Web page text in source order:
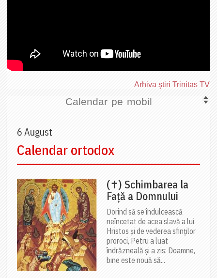
Arhiva ştiri Trinitas TV
Calendar pe mobil
6 August
Calendar ortodox
(✝) Schimbarea la
Față a Domnului
Dorind să se îndulcească
neîncetat de acea slavă a lui
Hristos și de vederea sfinților
proroci, Petru a luat
îndrăzneală și a zis: Doamne,
bine este nouă să...